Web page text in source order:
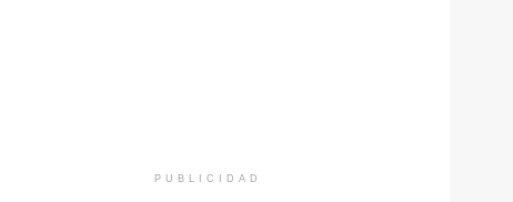
PUBLICIDAD